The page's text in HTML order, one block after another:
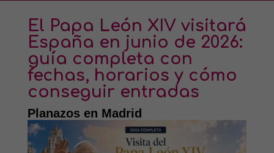
El Papa León XIV visitará
España en junio de 2026:
guía completa con
fechas, horarios y cómo
conseguir entradas
Planazos en Madrid